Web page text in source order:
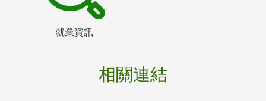
就業資訊
相關連結